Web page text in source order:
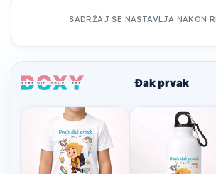
SADRŽAJ SE NASTAVLJA NAKON